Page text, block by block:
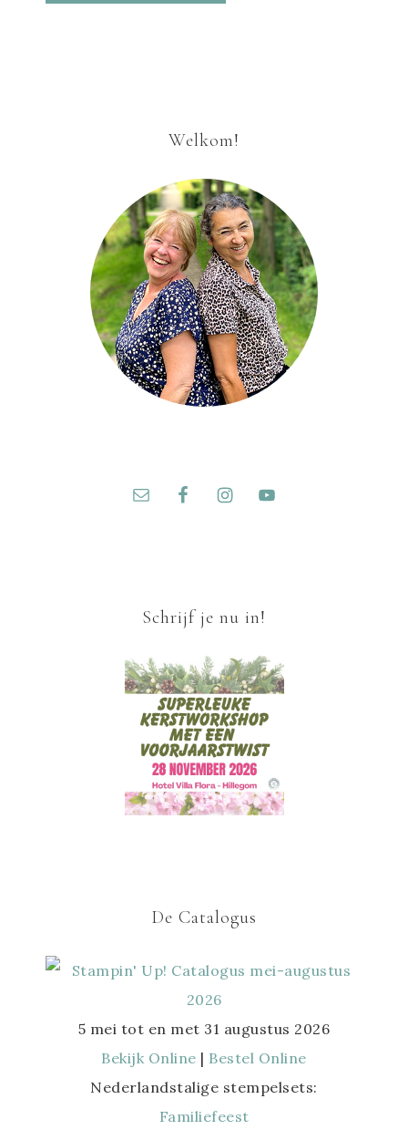
Welkom!
Schrijf je nu in!
De Catalogus
5 mei tot en met 31 augustus 2026
Bekijk Online | Bestel Online
Nederlandstalige stempelsets:
Familiefeest